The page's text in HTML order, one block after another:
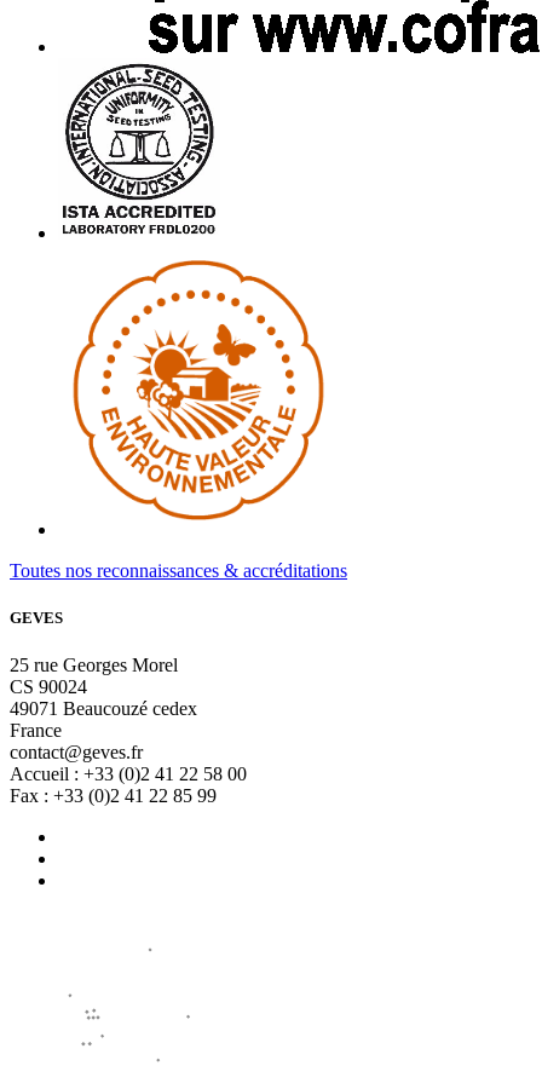
Toutes nos reconnaissances & accréditations
GEVES
25 rue Georges Morel
CS 90024
49071 Beaucouzé cedex
France
contact@geves.fr
Accueil : +33 (0)2 41 22 58 00
Fax : +33 (0)2 41 22 85 99